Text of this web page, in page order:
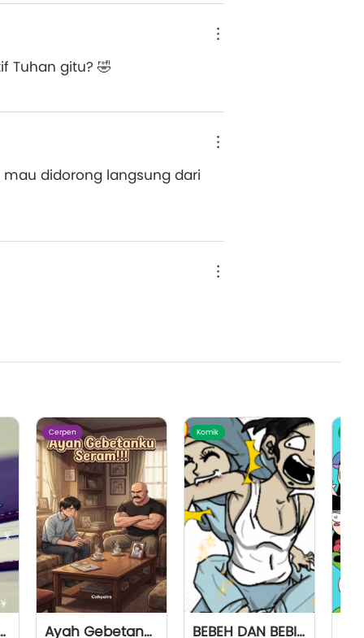
Tuhan gitu? 🤣
didorong langsung dari
/ INDO)
Cerpen
Ayah Gebetanku Seram
Komik
BEBEH DAN BEBIH (Lika-liku laki bini)